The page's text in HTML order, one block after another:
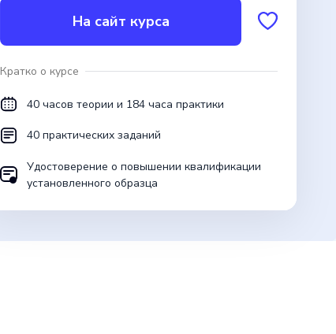
На сайт курса
Кратко о курсе
40 часов теории и 184 часа практики
40 практических заданий
Удостоверение о повышении квалификации
установленного образца